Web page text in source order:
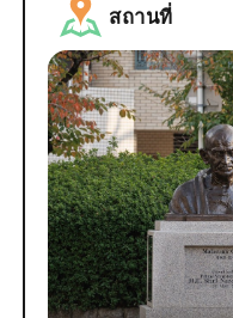
สถานที่